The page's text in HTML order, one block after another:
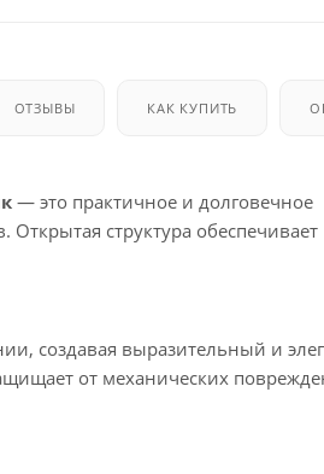
ОТЗЫВЫ КАК КУПИТЬ
— это практичное и долговечное
структура обеспечивает
создавая выразительный и
от механических